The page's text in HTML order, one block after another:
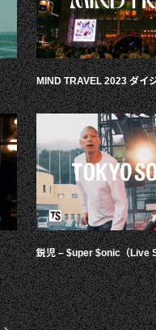
MIND TRAVEL 2023 ダイ
鋭児 – $uper $onic（Live